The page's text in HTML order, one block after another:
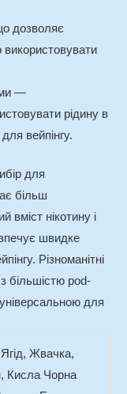
дозволяє
використовувати
—
рідину в
вейпінгу.
для
більш
вміст нікотину і
швидке
Різноманітні
більшістю pod-
для
Жвачка,
Кисла Чорна